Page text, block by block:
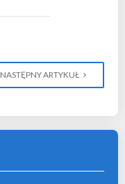
NASTĘPNY ARTYKUŁ